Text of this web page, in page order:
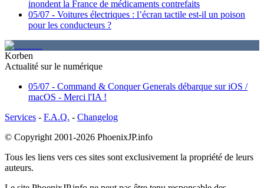
inondent la France de médicaments contrefaits
05/07 - Voitures électriques : l’écran tactile est-il un poison
pour les conducteurs ?
Korben
Actualité sur le numérique
05/07 - Command & Conquer Generals débarque sur iOS /
macOS - Merci l'IA !
Services - F.A.Q. - Changelog
© Copyright 2001-2026 PhoenixJP.info
Tous les liens vers ces sites sont exclusivement la propriété de leurs
auteurs.